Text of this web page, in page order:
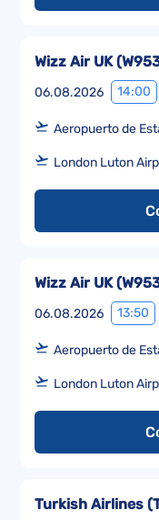
06.08.2026 14:00
Wizz Air UK(
Aeropuerto de
London Luton
06.08.2026 13:50
Wizz Air UK(
Aeropuerto de
London Luton
Turkish Airlines (